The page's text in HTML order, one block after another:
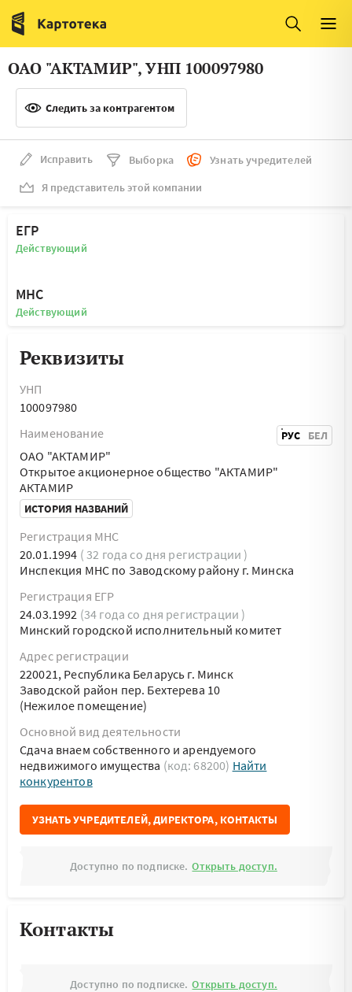
Италия
Люксембург
Литва
Нидерланды
ОАО "АКТАМИР", УНП 100097980
Следить за контрагентом
Исправить Выборка
Узнать учредителей
Я представитель этой компании
ЕГР
Действующий
МНС
Действующий
Реквизиты
УНП
100097980
Наименование
РУС БЕЛ
ОАО "АКТАМИР"
Открытое акционерное общество "АКТАМИР"
АКТАМИР
ИСТОРИЯ НАЗВАНИЙ
Регистрация МНС
20.01.1994 ( 32 года со дня регистрации )
Инспекция МНС по Заводскому району г. Минска
Регистрация ЕГР
24.03.1992 (34 года со дня регистрации )
Минский городской исполнительный комитет
Адрес регистрации
220021, Республика Беларусь г. Минск
Заводской район пер. Бехтерева 10
(Нежилое помещение)
Основной вид деятельности
Сдача внаем собственного и арендуемого
недвижимого имущества (код: 68200) Найти
конкурентов
УЗНАТЬ УЧРЕДИТЕЛЕЙ, ДИРЕКТОРА, КОНТАКТЫ
Доступно по подписке. Открыть доступ.
Контакты
Доступно по подписке. Открыть доступ.